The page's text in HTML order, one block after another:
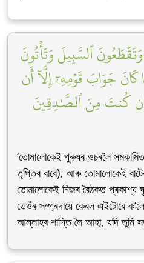
ٱلسَّبِيلَ وَتَأۡتُونَ
جَوَابَ قَوۡمِهِۦٓ إِلَّآ أَن
إِن كُنتَ مِنَ ٱلصَّٰدِقِينَ
‘তোমালোকেই পুৰুষৰ ওচৰলৈ
তৃপ্তিৰ বাবে), আৰু তোমালোকেই
তোমালোকেই নিজৰ বৈঠকত প্ৰকাশ্য
তেওঁৰ সম্প্ৰদায়ে কেৱল এইটোৱে
আল্লাহৰ শাস্তি লৈ আহা, যদি তুমি